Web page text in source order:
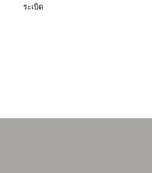
ระเบิด